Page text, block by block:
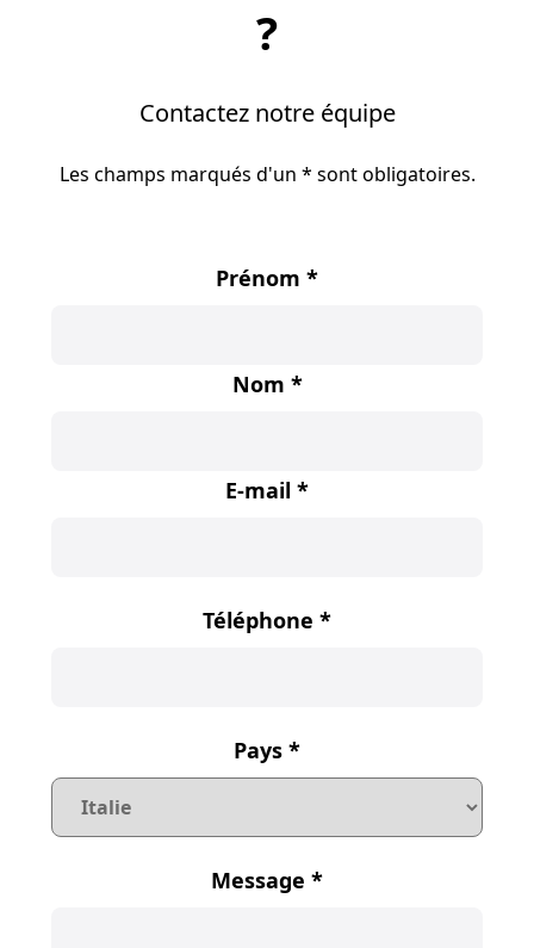
?
Contactez notre équipe
Les champs marqués d'un * sont obligatoires.
Prénom *
Nom *
E-mail *
Téléphone *
Pays *
Message *